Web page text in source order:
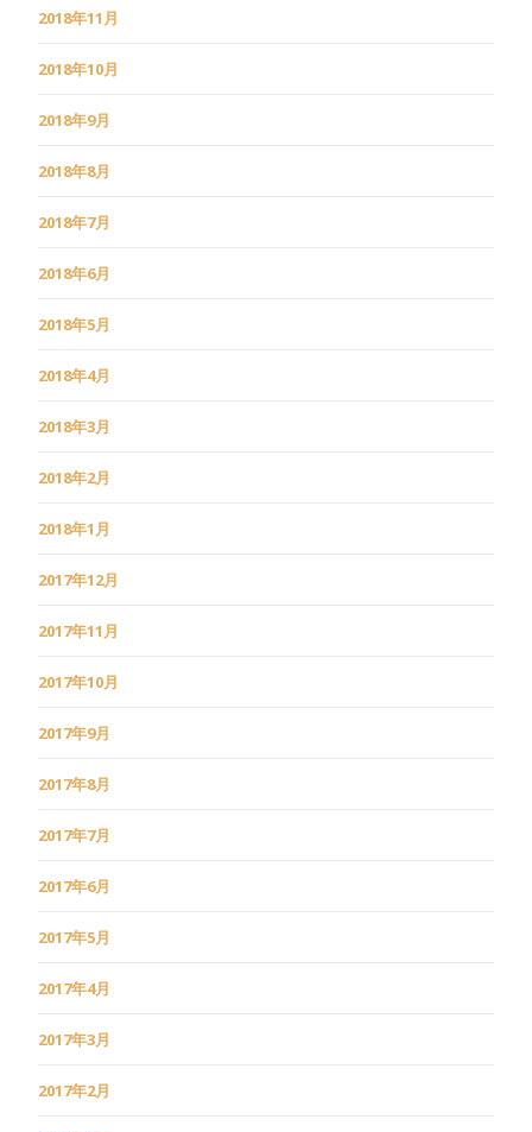
2018年11月
2018年10月
2018年9月
2018年8月
2018年7月
2018年6月
2018年5月
2018年4月
2018年3月
2018年2月
2018年1月
2017年12月
2017年11月
2017年10月
2017年9月
2017年8月
2017年7月
2017年6月
2017年5月
2017年4月
2017年3月
2017年2月